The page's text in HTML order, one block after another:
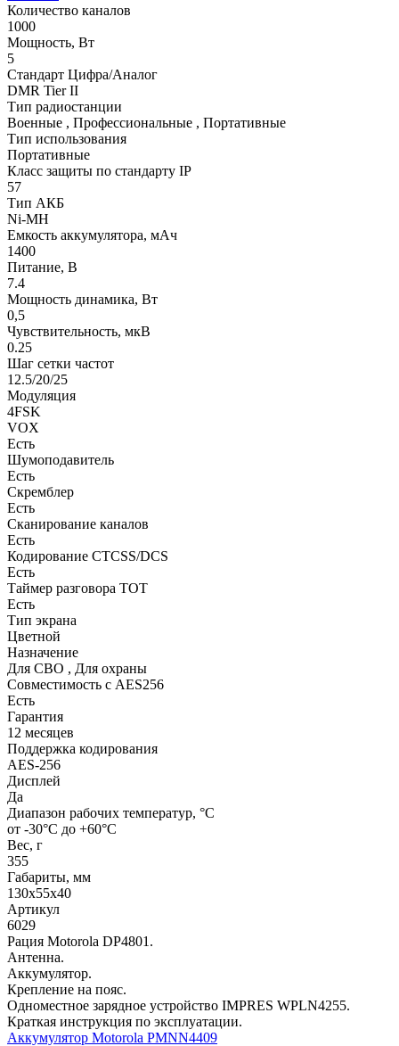
Количество каналов
1000
Мощность, Вт
5
Стандарт Цифра/Аналог
DMR Tier II
Тип радиостанции
Военные , Профессиональные , Портативные
Тип использования
Портативные
Класс защиты по стандарту IP
57
Тип АКБ
Ni-MH
Емкость аккумулятора, мАч
1400
Питание, В
7.4
Мощность динамика, Вт
0,5
Чувствительность, мкВ
0.25
Шаг сетки частот
12.5/20/25
Модуляция
4FSK
VOX
Есть
Шумоподавитель
Есть
Скремблер
Есть
Сканирование каналов
Есть
Кодирование CTCSS/DCS
Есть
Таймер разговора ТОТ
Есть
Тип экрана
Цветной
Назначение
Для СВО , Для охраны
Совместимость с AES256
Есть
Гарантия
12 месяцев
Поддержка кодирования
AES-256
Дисплей
Да
Диапазон рабочих температур, °С
от -30°С до +60°С
Вес, г
355
Габариты, мм
130х55х40
Артикул
6029
Рация Motorola DP4801.
Антенна.
Аккумулятор.
Крепление на пояс.
Одноместное зарядное устройство IMPRES WPLN4255.
Краткая инструкция по эксплуатации.
Аккумулятор Motorola PMNN4409